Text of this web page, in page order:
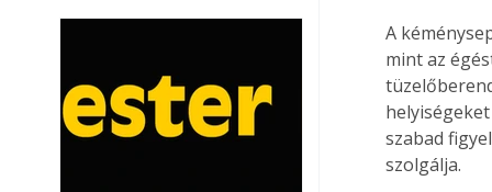
Utóérik eközben, de nem lesz
olyan ízű, mint amit a saját
kertünkben, biológiai
A
mint az
szabad
szolgálja.